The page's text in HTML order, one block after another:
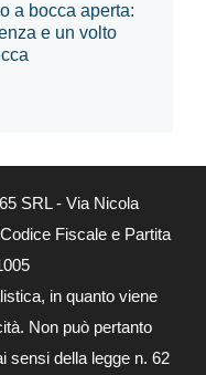
a bocca aperta:
e un volto
SRL - Via Nicola
Fiscale e Partita
in quanto viene
Non può pertanto
sensi della legge n. 62